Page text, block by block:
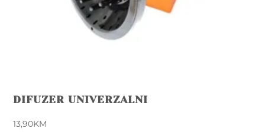
DIFUZER UNIVERZALNI
13,90KM